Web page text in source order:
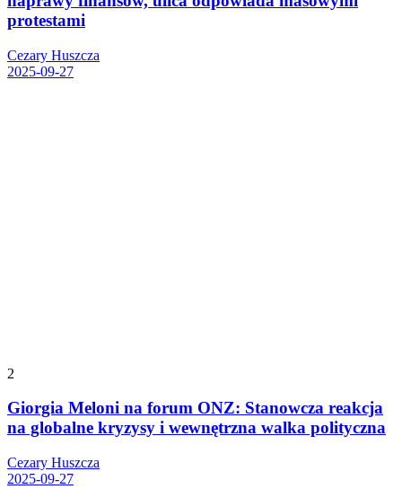
protestami
Cezary Huszcza
2025-09-27
2
Giorgia Meloni na forum ONZ: Stanowcza reakcja
na globalne kryzysy i wewnętrzna walka polityczna
Cezary Huszcza
2025-09-27